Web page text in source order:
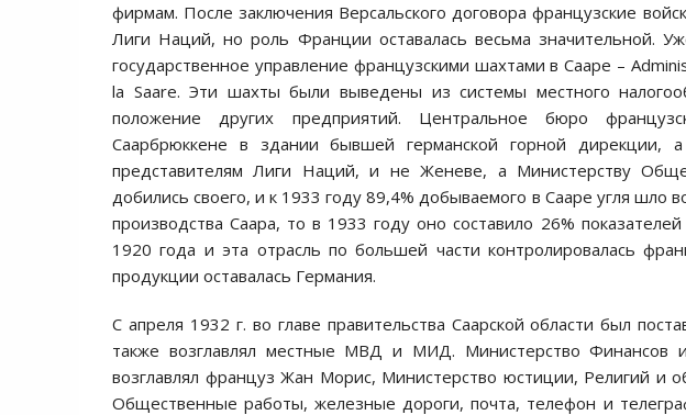
фирмам. После заключения Версальского договора французские
Лиги Наций, но роль Франции оставалась весьма значительной.
государственное управление французскими шахтами в Сааре –
la Saare. Эти шахты были выведены из системы местного
положение других предприятий. Центральное бюро
Саарбрюккене в здании бывшей германской горной дирекции,
представителям Лиги Наций, и не Женеве, а Министерству
добились своего, и к 1933 году 89,4% добываемого в Сааре угля шло
производства Саара, то в 1933 году оно составило 26%
1920 года и эта отрасль по большей части контролировалась
продукции оставалась Германия.
С апреля 1932 г. во главе правительства Саарской области был
также возглавлял местные МВД и МИД. Министерство Финансов
возглавлял француз Жан Морис, Министерство юстиции, Религий и
Общественные работы, железные дороги, почта, телефон и